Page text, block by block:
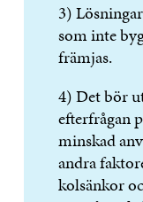
3)
som inte
främjas.
4) Det bör
efterfrågan
minskad
andra
kolsänkor